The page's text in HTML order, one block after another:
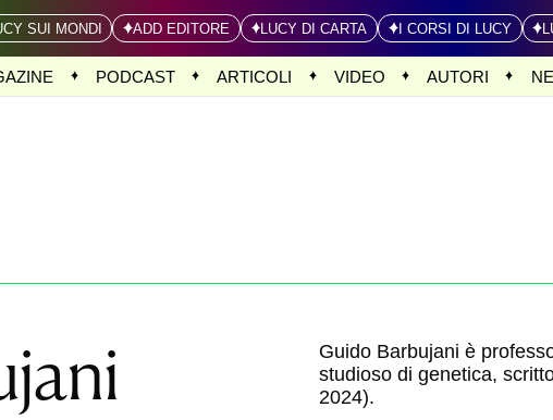
SUI MONDI ADD EDITORE LUCY DI CARTA I CORSI DI LUCY
PODCAST ARTICOLI VIDEO AUTORI
Guido Barbujani è
studioso di genetica,
2024).